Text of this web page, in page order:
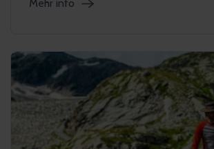
Mehr info